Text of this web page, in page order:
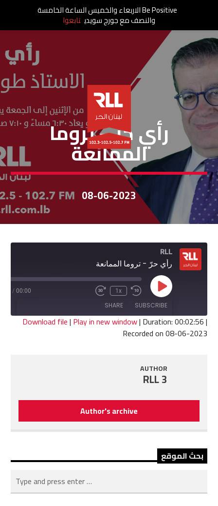
رأي حر
رأي حرّ – تروما
الممانعة
08-06-2023
RLL
رأي حرّ - تروما الممانعة
Play
Episode
Rewind
10
Seconds
1x
Fast
seconds
00:00
/
SUBSCRIBE
SHARE
SHARE
Download file| Play in new window| Duration: 00:02:56|
Recorded on 08-06-2023
AUTHOR
RLL 3
Author's archive
بحث الموقع
Be Positive الاربعاء والخميس الساعة الخامسة
والنصف مع جورج سويدي تابعوا